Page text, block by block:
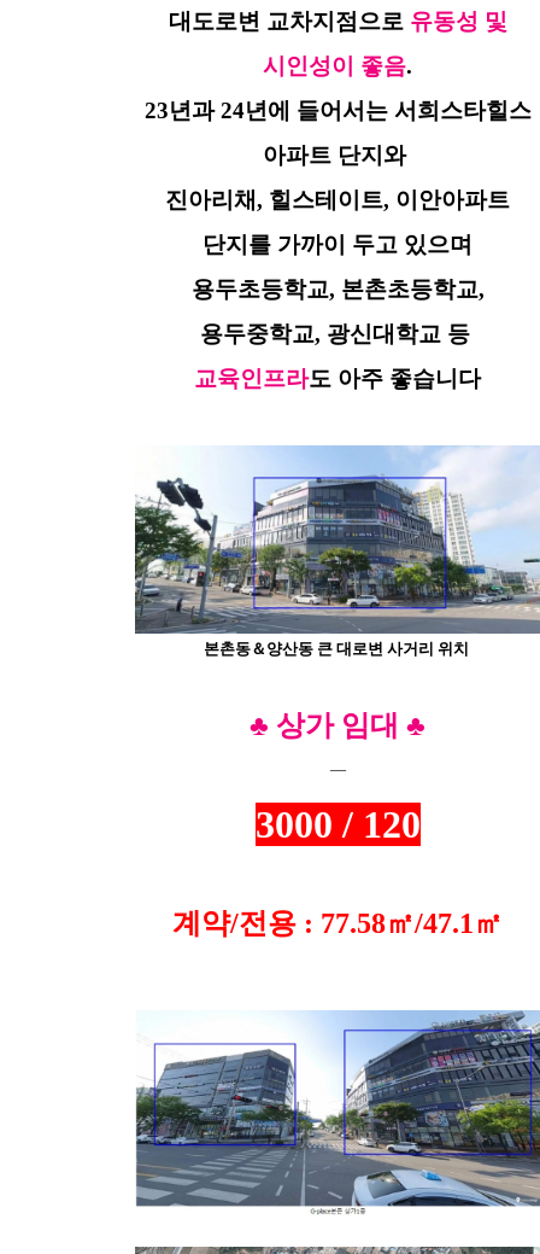
대도로변 교차지점으로 유동성 및
시인성이 좋음.
23년과 24년에 들어서는 서희스타힐스
아파트 단지와
진아리채, 힐스테이트, 이안아파트
단지를 가까이 두고 있으며
용두초등학교, 본촌초등학교,
용두중학교, 광신대학교 등
교육인프라도 아주 좋습니다
본촌동＆양산동 큰 대로변 사거리 위치
♣ 상가 임대 ♣
—
3000 / 120
계약/전용 : 77.58㎡/47.1㎡